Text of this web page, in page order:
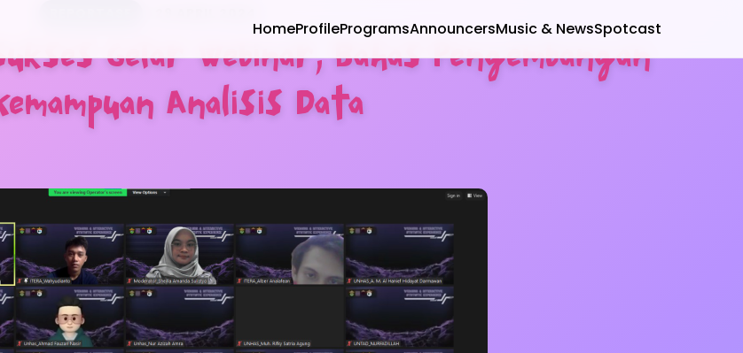
HomeProfileProgramsAnnouncersMusic & NewsSpotcast
Gelar Webinar, Bahas Pengembangan
Analisis Data